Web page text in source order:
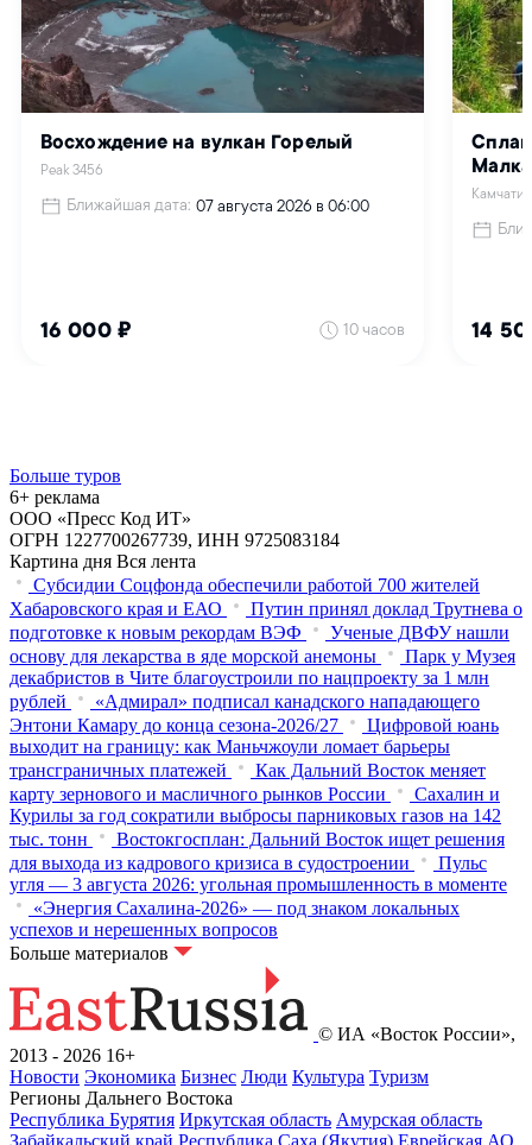
Больше туров
6+ реклама
ООО «Пресс Код ИТ»
ОГРН 1227700267739, ИНН 9725083184
Картина дня Вся лента
Субсидии Соцфонда обеспечили работой 700 жителей
Хабаровского края и ЕАО
Путин принял доклад Трутнева о
подготовке к новым рекордам ВЭФ
Ученые ДВФУ нашли
основу для лекарства в яде морской анемоны
Парк у Музея
декабристов в Чите благоустроили по нацпроекту за 1 млн
рублей
«Адмирал» подписал канадского нападающего
Энтони Камару до конца сезона-2026/27
Цифровой юань
выходит на границу: как Маньчжоули ломает барьеры
трансграничных платежей
Как Дальний Восток меняет
карту зернового и масличного рынков России
Сахалин и
Курилы за год сократили выбросы парниковых газов на 142
тыс. тонн
Востокгосплан: Дальний Восток ищет решения
для выхода из кадрового кризиса в судостроении
Пульс
угля — 3 августа 2026: угольная промышленность в моменте
«Энергия Сахалина-2026» — под знаком локальных
успехов и нерешенных вопросов
Больше материалов
© ИА «Восток России»,
2013 - 2026 16+
Новости Экономика Бизнес Люди Культура Туризм
Регионы Дальнего Востока
Республика Бурятия Иркутская область Амурская область
Забайкальский край Республика Саха (Якутия) Еврейская АО